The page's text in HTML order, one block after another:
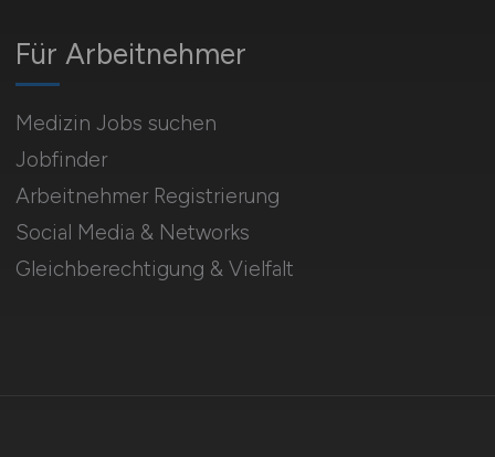
Für Arbeitnehmer
Medizin Jobs suchen
Jobfinder
Arbeitnehmer Registrierung
Social Media & Networks
Gleichberechtigung & Vielfalt